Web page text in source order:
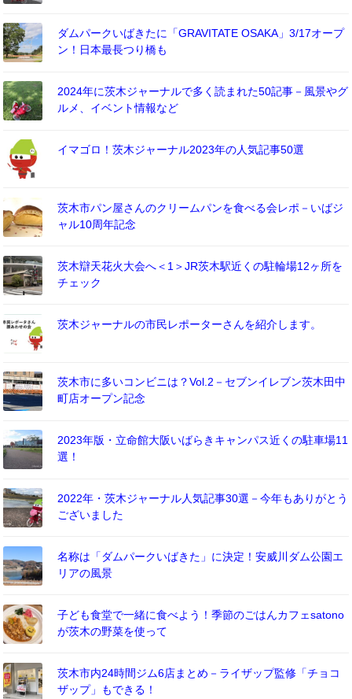
ダムパークいばきたに「GRAVITATE OSAKA」3/17オープ
ン！日本最長つり橋も
2024年に茨木ジャーナルで多く読まれた50記事－風景やグ
ルメ、イベント情報など
イマゴロ！茨木ジャーナル2023年の人気記事50選
茨木市パン屋さんのクリームパンを食べる会レポ－いばジ
ャル10周年記念
茨木辯天花火大会へ＜1＞JR茨木駅近くの駐輪場12ヶ所を
チェック
茨木ジャーナルの市民レポーターさんを紹介します。
茨木市に多いコンビニは？Vol.2－セブンイレブン茨木田中
町店オープン記念
2023年版・立命館大阪いばらきキャンパス近くの駐車場11
選！
2022年・茨木ジャーナル人気記事30選－今年もありがとう
ございました
名称は「ダムパークいばきた」に決定！安威川ダム公園エ
リアの風景
子ども食堂で一緒に食べよう！季節のごはんカフェsatono
が茨木の野菜を使って
茨木市内24時間ジム6店まとめ－ライザップ監修「チョコ
ザップ」もできる！